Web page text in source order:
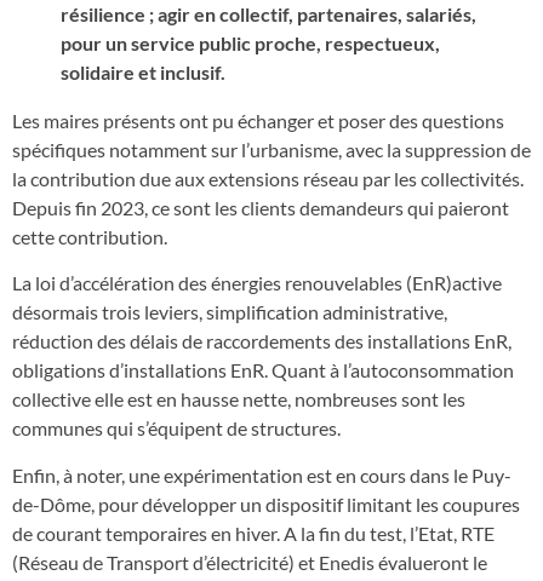
résilience ; agir en collectif, partenaires, salariés,
pour un service public proche, respectueux,
solidaire et inclusif.
Les maires présents ont pu échanger et poser des questions
spécifiques notamment sur l’urbanisme, avec la suppression de
la contribution due aux extensions réseau par les collectivités.
Depuis fin 2023, ce sont les clients demandeurs qui paieront
cette contribution.
La loi d’accélération des énergies renouvelables (EnR)active
désormais trois leviers, simplification administrative,
réduction des délais de raccordements des installations EnR,
obligations d’installations EnR. Quant à l’autoconsommation
collective elle est en hausse nette, nombreuses sont les
communes qui s’équipent de structures.
Enfin, à noter, une expérimentation est en cours dans le Puy-
de-Dôme, pour développer un dispositif limitant les coupures
de courant temporaires en hiver. A la fin du test, l’Etat, RTE
(Réseau de Transport d’électricité) et Enedis évalueront le